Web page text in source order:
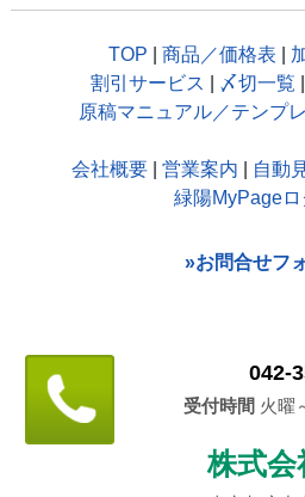
TOP 商品／価格表
割引サービス
〆切一覧
原稿マニュアル／テンプ
会社概要| 営業案内
自動
緑陽MyPageロ
»お問合せフ
042-
受付時間 火曜
株式会